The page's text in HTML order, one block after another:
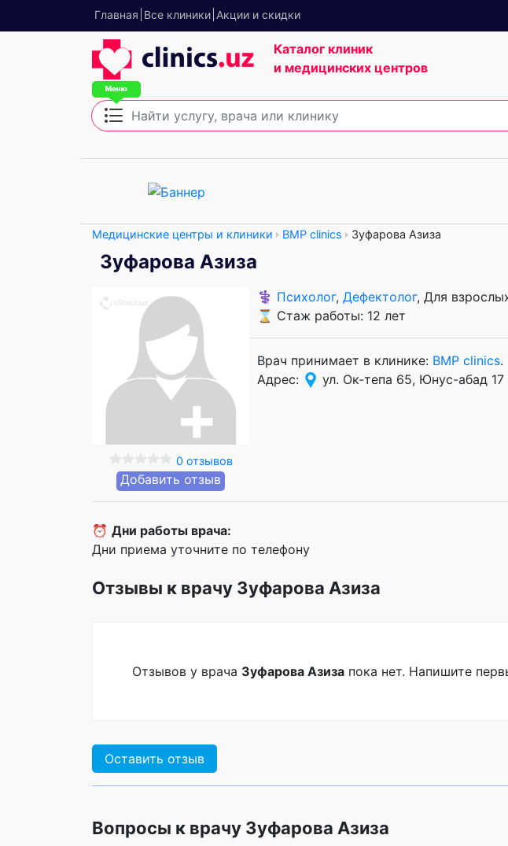
Главная Все клиники Акции и скидки
Каталог клиник
и медицинских центров
Медицинские центры и клиники BMP clinics Зуфарова Азиза
Зуфарова Азиза
0 отзывов
Добавить отзыв
⚕️ Психолог, Дефектолог, Для
⌛ Стаж работы: 12 лет
Врач принимает в клинике: BMP clinics.
Адрес:
ул. Ок-тепа 65, Юнус-абад
⏰ Дни работы врача:
Дни приема уточните по телефону
Отзывы к врачу Зуфарова Азиза
Отзывов у врача Зуфарова Азиза пока нет. Напишите
Оставить отзыв
Вопросы к врачу Зуфарова Азиза